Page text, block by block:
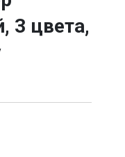
3 цвета,